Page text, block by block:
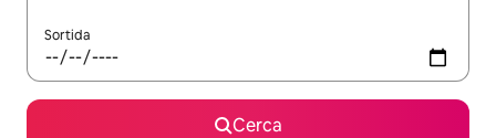
Sortida
Cerca